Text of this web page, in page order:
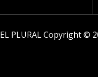
EL PLURAL Copyright ©